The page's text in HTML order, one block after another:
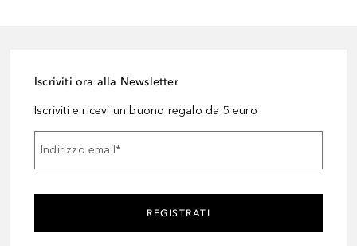
Iscriviti ora alla Newsletter
Iscriviti e ricevi un buono regalo da 5 euro
Indirizzo email*
REGISTRATI